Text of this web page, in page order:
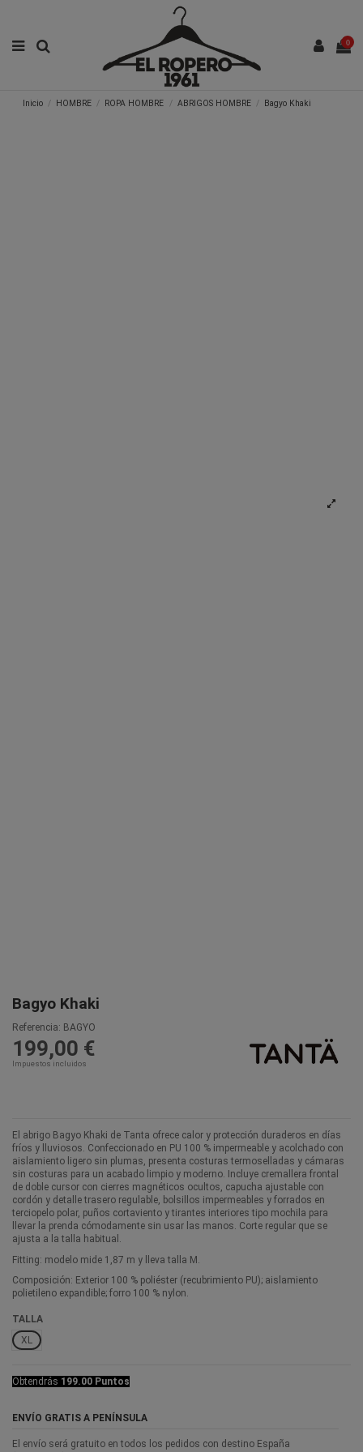
0
Inicio HOMBRE ROPA HOMBRE ABRIGOS HOMBRE Bagyo Khaki
Bagyo Khaki
Referencia: BAGYO
199,00 €
Impuestos incluidos
El abrigo Bagyo Khaki de Tanta ofrece calor y protección duraderos en días
fríos y lluviosos. Confeccionado en PU 100 % impermeable y acolchado con
aislamiento ligero sin plumas, presenta costuras termoselladas y cámaras
sin costuras para un acabado limpio y moderno. Incluye cremallera frontal
de doble cursor con cierres magnéticos ocultos, capucha ajustable con
cordón y detalle trasero regulable, bolsillos impermeables y forrados en
terciopelo polar, puños cortaviento y tirantes interiores tipo mochila para
llevar la prenda cómodamente sin usar las manos. Corte regular que se
ajusta a la talla habitual.
Fitting: modelo mide 1,87 m y lleva talla M.
Composición: Exterior 100 % poliéster (recubrimiento PU); aislamiento
polietileno expandible; forro 100 % nylon.
TALLA
XL
Obtendrás 199.00 Puntos
ENVÍO GRATIS A PENÍNSULA
El envío será gratuito en todos los pedidos con destino España